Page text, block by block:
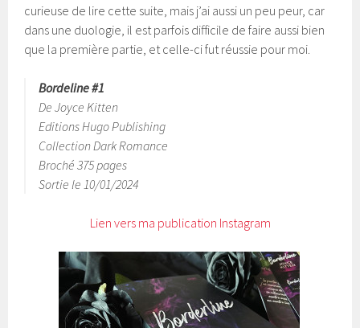
curieuse de lire cette suite, mais j’ai aussi un peu peur, car
dans une duologie, il est parfois difficile de faire aussi bien
que la première partie, et celle-ci fut réussie pour moi.
Bordeline #1
De Joyce Kitten
Editions Hugo Publishing
Collection Dark Romance
Broché 375 pages
Sortie le 10/01/2024
Lien vers ma publication Instagram